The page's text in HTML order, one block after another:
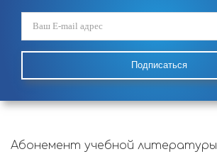
Подписаться
Абонемент учебной литературы